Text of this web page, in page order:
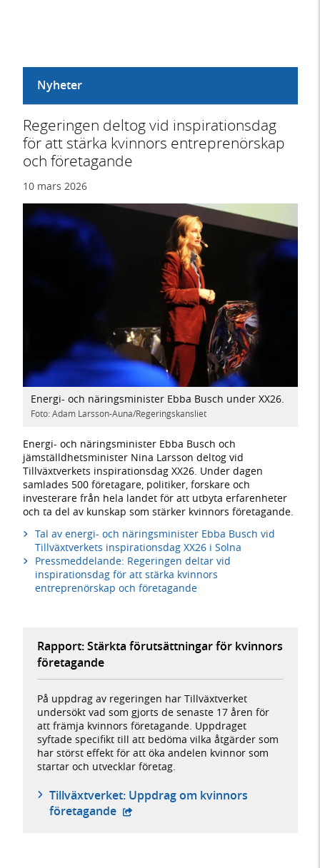
Nyheter
Regeringen deltog vid inspirationsdag
för att stärka kvinnors entreprenörskap
och företagande
10 mars 2026
Energi- och näringsminister Ebba Busch under XX26.
Foto: Adam Larsson-Auna/Regeringskansliet
Energi- och näringsminister Ebba Busch och
jämställdhetsminister Nina Larsson deltog vid
Tillväxtverkets inspirationsdag XX26. Under dagen
samlades 500 företagare, politiker, forskare och
investerare från hela landet för att utbyta erfarenheter
och ta del av kunskap som stärker kvinnors företagande.
Tal av energi- och näringsminister Ebba Busch vid
Tillväxtverkets inspirationsdag XX26 i Solna
Pressmeddelande: Regeringen deltar vid
inspirationsdag för att stärka kvinnors
entreprenörskap och företagande
Rapport: Stärkta förutsättningar för kvinnors
företagande
På uppdrag av regeringen har Tillväxtverket
undersökt vad som gjorts de senaste 17 åren för
att främja kvinnors företagande. Uppdraget
syftade specifikt till att bedöma vilka åtgärder som
har störst effekt för att öka andelen kvinnor som
startar och utvecklar företag.
Tillväxtverket: Uppdrag om kvinnors
företagande - extern webbplats,